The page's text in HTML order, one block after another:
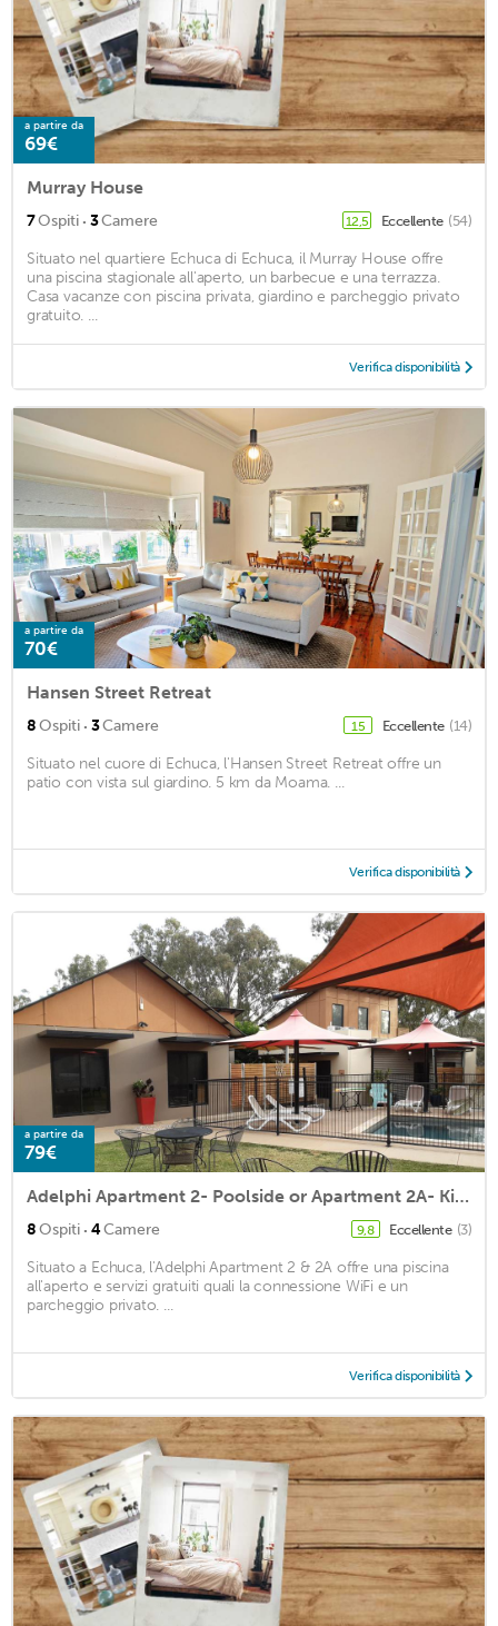
a partire da
69€
Murray House
7Ospiti · 3Camere 12,5 Eccellente (54)
Situato nel quartiere Echuca di Echuca, il Murray House offre
una piscina stagionale all'aperto, un barbecue e una terrazza.
Casa vacanze con piscina privata, giardino e parcheggio privato
gratuito. ...
Verifica disponibilità
a partire da
70€
Hansen Street Retreat
8Ospiti · 3Camere 15 Eccellente (14)
Situato nel cuore di Echuca, l'Hansen Street Retreat offre un
patio con vista sul giardino. 5 km da Moama. ...
Verifica disponibilità
a partire da
79€
Adelphi Apartment 2- Poolside or Apartment 2A- King Studio
8Ospiti · 4Camere 9,8 Eccellente (3)
Situato a Echuca, l'Adelphi Apartment 2 & 2A offre una piscina
all'aperto e servizi gratuiti quali la connessione WiFi e un
parcheggio privato. ...
Verifica disponibilità